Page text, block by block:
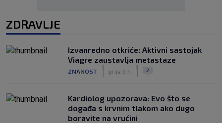
ZDRAVLJE
Izvanredno otkriće: Aktivni sastojak
Viagre zaustavlja metastaze
ZNANOST prije 6 h 2
Kardiolog upozorava: Evo što se
događa s krvnim tlakom ako dugo
boravite na vrućini